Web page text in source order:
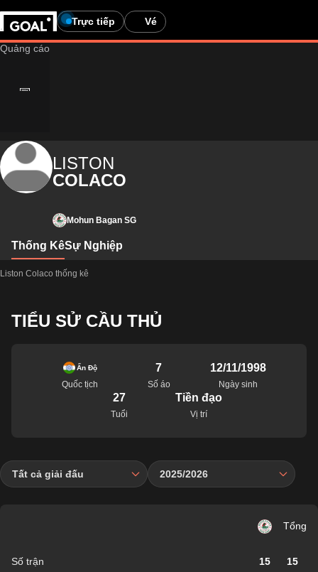
Trực tiếp Vé
LISTON
COLACO
Mohun Bagan SG
Thống KêSự Nghiệp
Liston Colaco thống kê
TIỂU SỬ CẦU THỦ
Ấn Độ
Quốc tịch
7
Số áo
12/11/1998
Ngày sinh
27
Tuổi
Tiền đạo
Vị trí
Tất cả giải đấu 2025/2026
Tổng
Số trận 15 15